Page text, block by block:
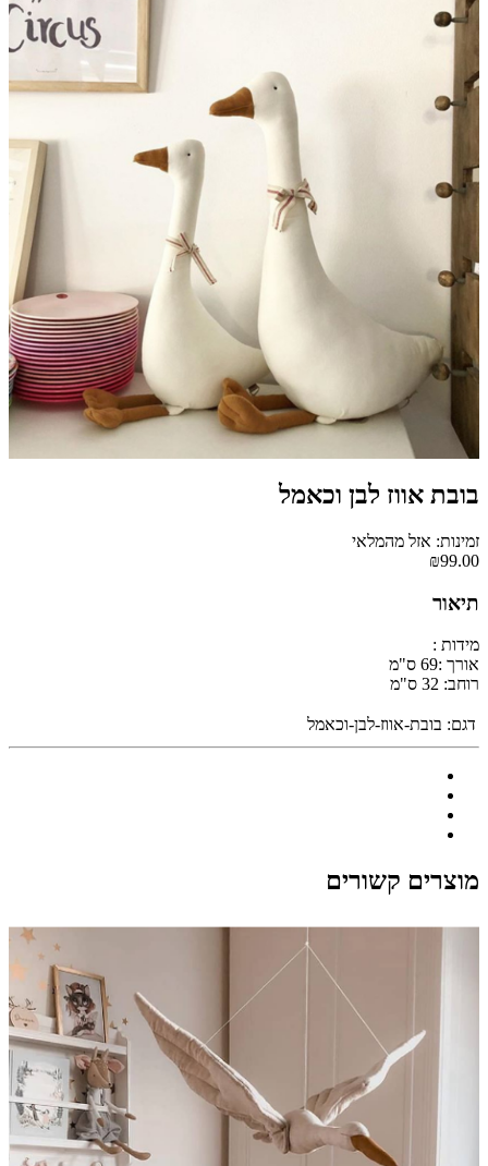
בובת אווז לבן וכאמל
זמינות: אזל מהמלאי
₪99.00
תיאור
מידות :
אורך :69 ס"מ
רוחב: 32 ס"מ
דגם: בובת-אווז-לבן-וכאמל
מוצרים קשורים